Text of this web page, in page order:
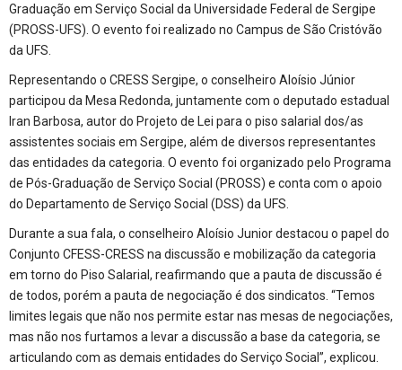
Graduação em Serviço Social da Universidade Federal de Sergipe
(PROSS-UFS). O evento foi realizado no Campus de São Cristóvão
da UFS.
Representando o CRESS Sergipe, o conselheiro Aloísio Júnior
participou da Mesa Redonda, juntamente com o deputado estadual
Iran Barbosa, autor do Projeto de Lei para o piso salarial dos/as
assistentes sociais em Sergipe, além de diversos representantes
das entidades da categoria. O evento foi organizado pelo Programa
de Pós-Graduação de Serviço Social (PROSS) e conta com o apoio
do Departamento de Serviço Social (DSS) da UFS.
Durante a sua fala, o conselheiro Aloísio Junior destacou o papel do
Conjunto CFESS-CRESS na discussão e mobilização da categoria
em torno do Piso Salarial, reafirmando que a pauta de discussão é
de todos, porém a pauta de negociação é dos sindicatos. “Temos
limites legais que não nos permite estar nas mesas de negociações,
mas não nos furtamos a levar a discussão a base da categoria, se
articulando com as demais entidades do Serviço Social”, explicou.